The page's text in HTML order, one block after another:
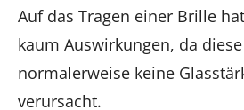
Auf das Tragen einer Brille
kaum Auswirkungen, da
normalerweise keine
verursacht.